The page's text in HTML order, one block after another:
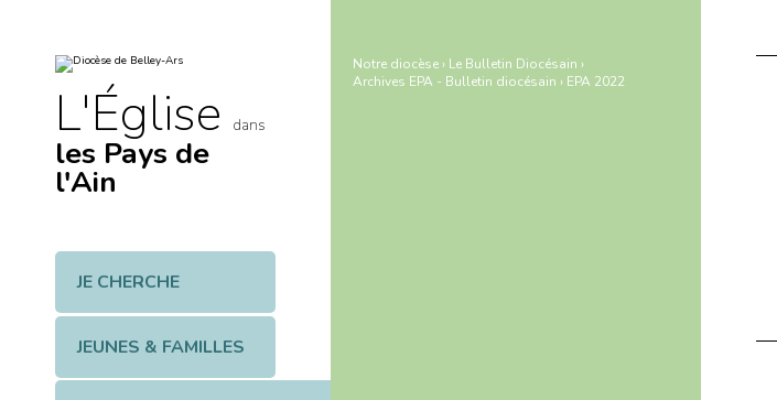
L'Église dans
les Pays de
l'Ain
JE CHERCHE
JEUNES & FAMILLES
Notre diocèse › Le Bulletin Diocésain ›
Archives EPA - Bulletin diocésain › EPA 2022